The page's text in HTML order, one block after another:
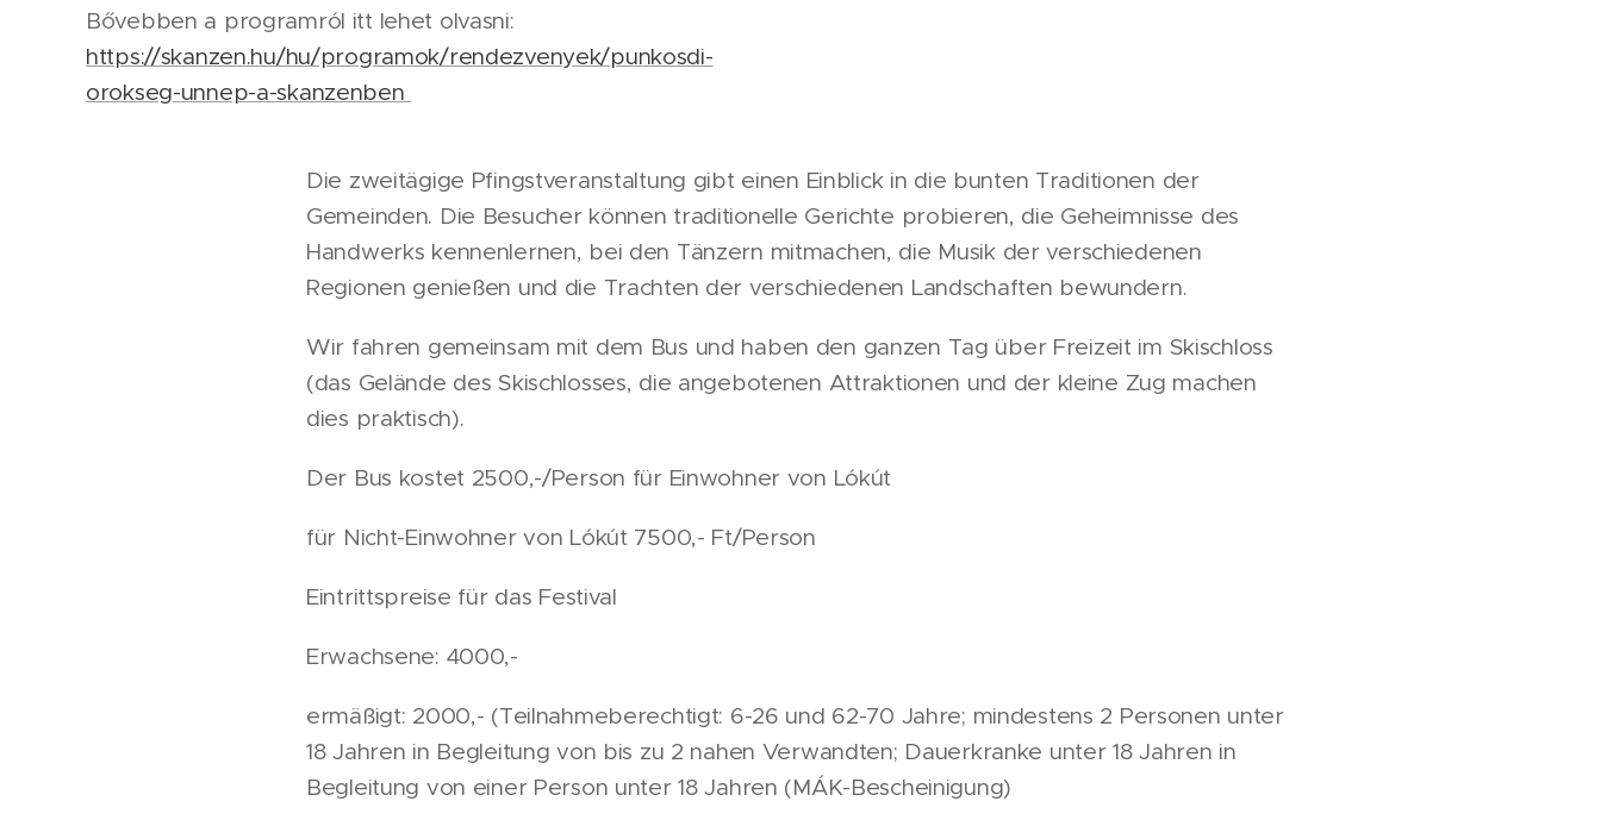
Bővebben a programról itt lehet olvasni:
https://skanzen.hu/hu/programok/rendezvenyek/punkosdi-
orokseg-unnep-a-skanzenben
Die zweitägige Pfingstveranstaltung gibt einen Einblick in die bunten Traditionen der
Gemeinden. Die Besucher können traditionelle Gerichte probieren, die Geheimnisse des
Handwerks kennenlernen, bei den Tänzern mitmachen, die Musik der verschiedenen
Regionen genießen und die Trachten der verschiedenen Landschaften bewundern.
Wir fahren gemeinsam mit dem Bus und haben den ganzen Tag über Freizeit im Skischloss
(das Gelände des Skischlosses, die angebotenen Attraktionen und der kleine Zug machen
dies praktisch).
Der Bus kostet 2500,-/Person für Einwohner von Lókút
für Nicht-Einwohner von Lókút 7500,- Ft/Person
Eintrittspreise für das Festival
Erwachsene: 4000,-
ermäßigt: 2000,- (Teilnahmeberechtigt: 6-26 und 62-70 Jahre; mindestens 2 Personen unter
18 Jahren in Begleitung von bis zu 2 nahen Verwandten; Dauerkranke unter 18 Jahren in
Begleitung von einer Person unter 18 Jahren (MÁK-Bescheinigung)